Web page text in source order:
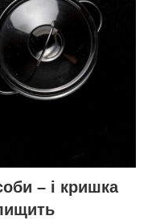
– і кришка